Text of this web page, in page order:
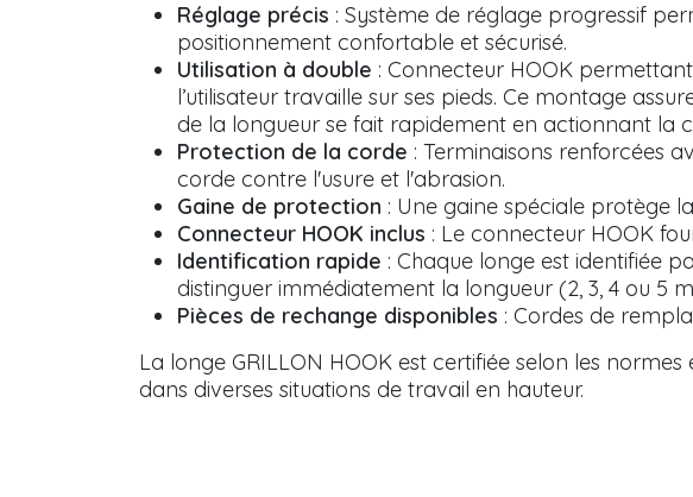
Réglage précis : Système de réglage progressif
positionnement confortable et sécurisé.
Utilisation à double : Connecteur HOOK
l’utilisateur travaille sur ses pieds. Ce montage
de la longueur se fait rapidement en actionnant la
Protection de la corde : Terminaisons renforcées
corde contre l'usure et l'abrasion.
Gaine de protection : Une gaine spéciale protège
Connecteur HOOK inclus : Le connecteur HOOK
Identification rapide : Chaque longe est identifiée
distinguer immédiatement la longueur (2, 3, 4 ou 5
Pièces de rechange disponibles : Cordes de
La longe GRILLON HOOK est certifiée selon les
dans diverses situations de travail en hauteur.